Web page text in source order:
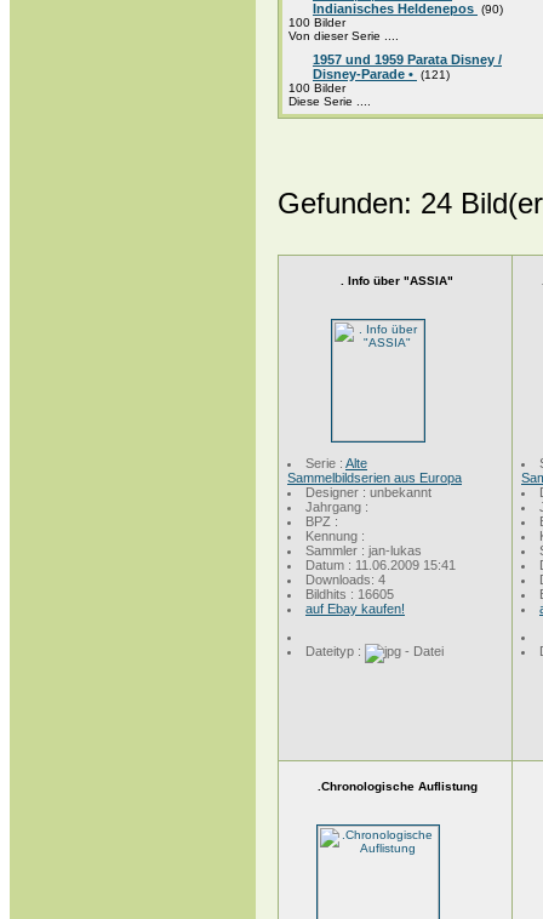
Indianisches Heldenepos (90)
100 Bilder
Von dieser Serie ....
1957 und 1959 Parata Disney /
Disney-Parade • (121)
100 Bilder
Diese Serie ....
Gefunden: 24
. Info über "ASSIA"
Serie : Alte
Sammelbildserien aus Europa
Designer : unbekannt
Jahrgang :
BPZ :
Kennung :
Sammler : jan-lukas
Datum : 11.06.2009 15:41
Downloads: 4
Bildhits : 16605
auf Ebay kaufen!
Dateityp :
.Chronologische Auflistung